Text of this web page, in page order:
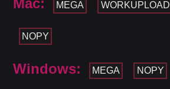
Mac: MEGA WORKUPLOAD
NOPY
Windows: MEGA NOPY